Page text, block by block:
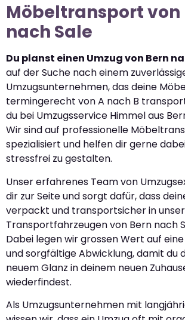
Möbeltransport von
nach Sale
Du planst einen Umzug von Bern
auf der Suche nach einem
Umzugsunternehmen, das deine
termingerecht von A nach B
du bei Umzugsservice Himmel aus
Wir sind auf professionelle
spezialisiert und helfen dir gerne
stressfrei zu gestalten.
Unser erfahrenes Team von
dir zur Seite und sorgt dafür, dass
verpackt und transportsicher in
Transportfahrzeugen von Bern nach
Dabei legen wir grossen Wert auf
und sorgfältige Abwicklung, damit du
neuem Glanz in deinem neuen
wiederfindest.
Als Umzugsunternehmen mit